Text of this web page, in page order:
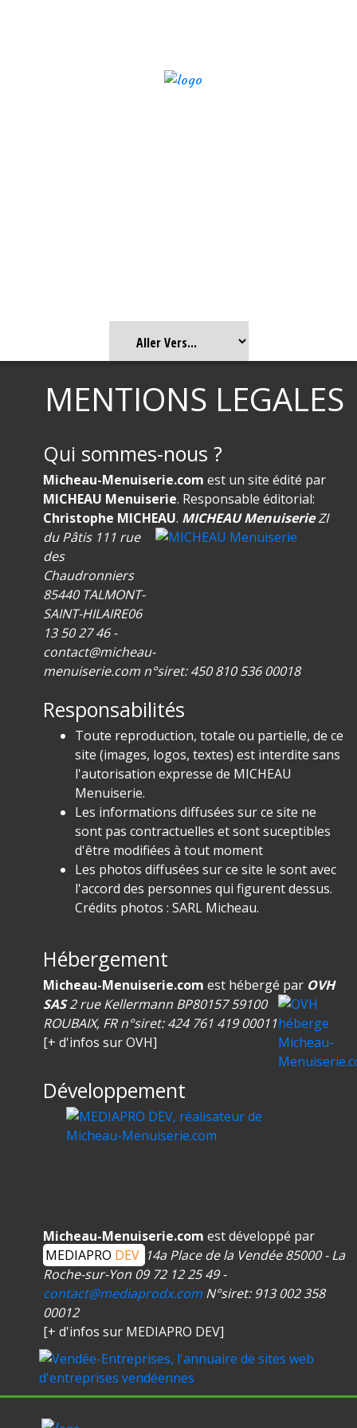
MENTIONS LEGALES
Qui sommes-nous ?
Micheau-Menuiserie.com est un site édité par
MICHEAU Menuiserie. Responsable éditorial:
Christophe MICHEAU. MICHEAU MenuiserieZI
du Pâtis 111 rue
des
Chaudronniers
85440 TALMONT-
SAINT-HILAIRE06
13 50 27 46 -
contact@micheau-
menuiserie.com n°siret: 450 810 536 00018
Responsabilités
Toute reproduction, totale ou partielle, de ce
site (images, logos, textes) est interdite sans
l'autorisation expresse de MICHEAU
Menuiserie.
Les informations diffusées sur ce site ne
sont pas contractuelles et sont suceptibles
d'être modifiées à tout moment
Les photos diffusées sur ce site le sont avec
l'accord des personnes qui figurent dessus.
Crédits photos : SARL Micheau.
Hébergement
Micheau-Menuiserie.com est hébergé par OVH
SAS 2 rue Kellermann BP8015759100
ROUBAIX, FRn°siret: 424 761 419 00011
[+ d'infos sur OVH]
Développement
Micheau-Menuiserie.com est développé par
MEDIAPRO DEV 14a Place de la Vendée85000 - La
Roche-sur-Yon 09 72 12 25 49 -
contact@mediaprodx.com N°siret: 913 002 358
00012
[+ d'infos sur MEDIAPRO DEV]